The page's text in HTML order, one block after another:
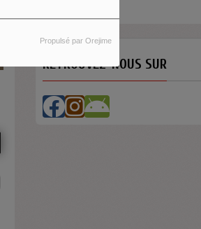
Propulsé par Orejime
RETROUVEZ-NOUS SUR